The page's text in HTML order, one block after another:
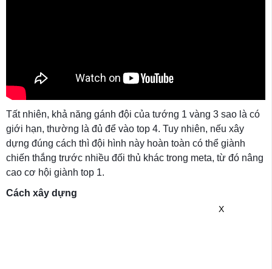
Tất nhiên, khả năng gánh đội của tướng 1 vàng 3 sao là có
giới hạn, thường là đủ để vào top 4. Tuy nhiên, nếu xây
dựng đúng cách thì đội hình này hoàn toàn có thể giành
chiến thắng trước nhiều đối thủ khác trong meta, từ đó nâng
cao cơ hội giành top 1.
Cách xây dựng
X